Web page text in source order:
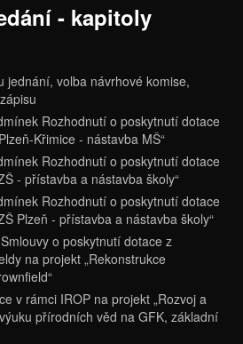
- kapitoly
jednání, volba návrhové komise,
Rozhodnutí o poskytnutí dotace
Křimice - nástavba MŠ“
Rozhodnutí o poskytnutí dotace
- přístavba a nástavba školy“
Rozhodnutí o poskytnutí dotace
Plzeň - přístavba a nástavba školy“
o poskytnutí dotace z
na projekt „Rekonstrukce
v rámci IROP na projekt „Rozvoj a
přírodních věd na GFK, základní